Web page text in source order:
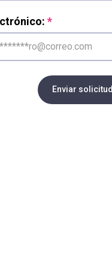
Enviar solicitud